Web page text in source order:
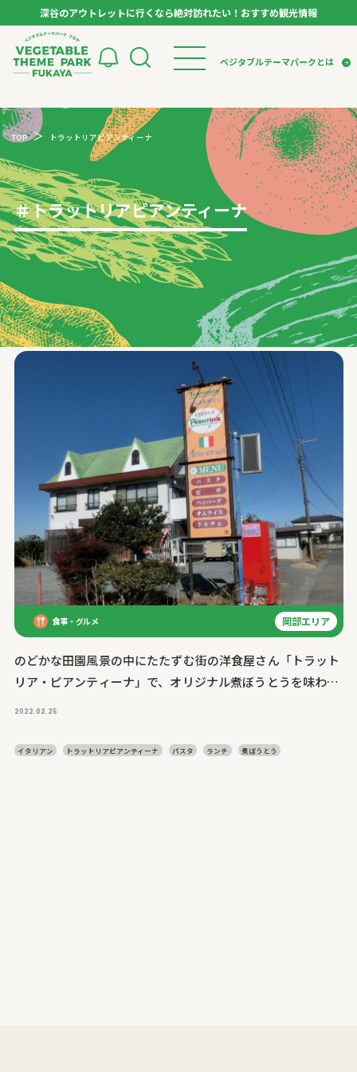
深谷のアウトレットに行くなら絶対訪れたい！おすすめ観光情報
ベジタブルテーマパークとは
検索
トップページ
モデルコース
スポット
イベント
体験
特集記事
ベジタブルテーマパークとは
VTPキャストミーティング
パートナー企業について
市長インタビュー
生産者インタビュー
アンバサダー
お役立ち情報
レシピ集
TOP トラットリアピアンティーナ
＃トラットリアピアンティーナ
食事・グルメ 岡部エリア
のどかな田園風景の中にたたずむ街の洋食屋さん「トラット
リア・ピアンティーナ」で、オリジナル煮ぼうとうを味わ
2022.02.25
イタリアン トラットリアピアンティーナ パスタ ランチ 煮ぼうとう